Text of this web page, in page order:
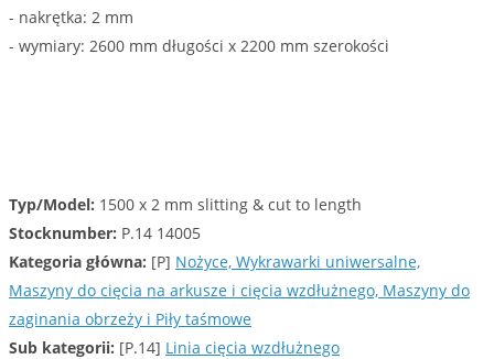
- nakrętka: 2 mm
- wymiary: 2600 mm długości x 2200 mm szerokości
Typ/Model: 1500 x 2 mm slitting & cut to length
Stocknumber: P.14 14005
Kategoria główna: [P] Nożyce, Wykrawarki uniwersalne,
Maszyny do cięcia na arkusze i cięcia wzdłużnego, Maszyny do
zaginania obrzeży i Piły taśmowe
Sub kategorii: [P.14] Linia cięcia wzdłużnego